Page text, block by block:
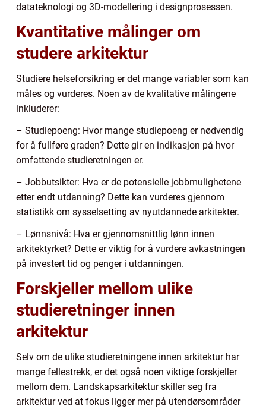
datateknologi og 3D-modellering i designprosessen.
Kvantitative målinger om
studere arkitektur
Studiere helseforsikring er det mange variabler som kan
måles og vurderes. Noen av de kvalitative målingene
inkluderer:
– Studiepoeng: Hvor mange studiepoeng er nødvendig
for å fullføre graden? Dette gir en indikasjon på hvor
omfattende studieretningen er.
– Jobbutsikter: Hva er de potensielle jobbmulighetene
etter endt utdanning? Dette kan vurderes gjennom
statistikk om sysselsetting av nyutdannede arkitekter.
– Lønnsnivå: Hva er gjennomsnittlig lønn innen
arkitektyrket? Dette er viktig for å vurdere avkastningen
på investert tid og penger i utdanningen.
Forskjeller mellom ulike
studieretninger innen
arkitektur
Selv om de ulike studieretningene innen arkitektur har
mange fellestrekk, er det også noen viktige forskjeller
mellom dem. Landskapsarkitektur skiller seg fra
arkitektur ved at fokus ligger mer på utendørsområder